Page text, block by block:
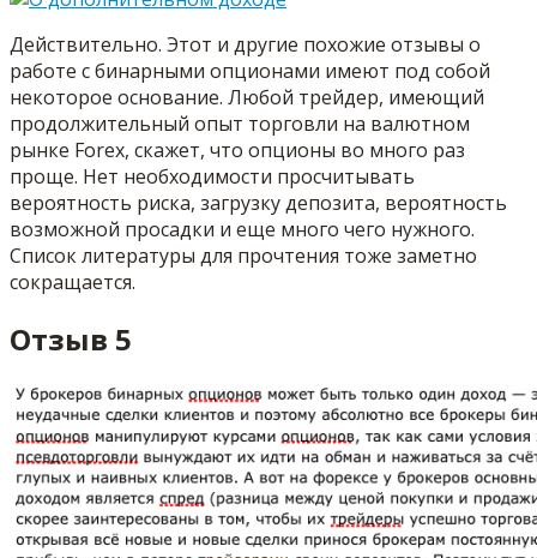
Действительно. Этот и другие похожие отзывы о
работе с бинарными опционами имеют под собой
некоторое основание. Любой трейдер, имеющий
продолжительный опыт торговли на валютном
рынке Forex, скажет, что опционы во много раз
проще. Нет необходимости просчитывать
вероятность риска, загрузку депозита, вероятность
возможной просадки и еще много чего нужного.
Список литературы для прочтения тоже заметно
сокращается.
Отзыв 5